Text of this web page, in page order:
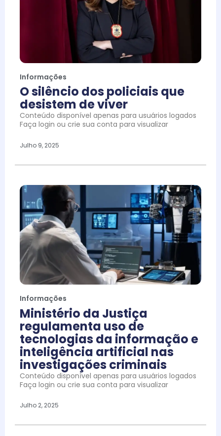
Informações
O silêncio dos policiais que
desistem de viver
Conteúdo disponível apenas para usuários logados
Faça login ou crie sua conta para visualizar
Julho 9, 2025
Informações
Ministério da Justiça
regulamenta uso de
tecnologias da informação e
inteligência artificial nas
investigações criminais
Conteúdo disponível apenas para usuários logados
Faça login ou crie sua conta para visualizar
Julho 2, 2025